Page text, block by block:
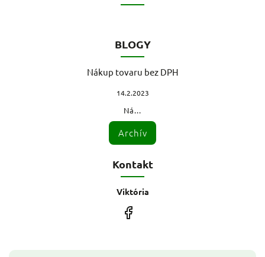
BLOGY
Nákup tovaru bez DPH
14.2.2023
Ná...
Archív
Kontakt
Viktória